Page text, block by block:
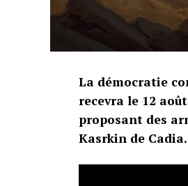
La démocratie
recevra le 12
proposant des
Kasrkin de Cadia.